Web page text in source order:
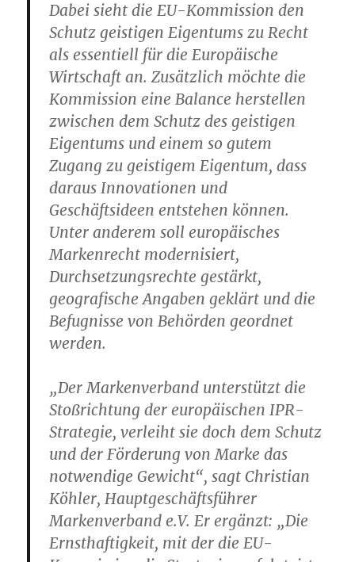
Dabei sieht die EU-Kommission den
Schutz geistigen Eigentums zu Recht
als essentiell für die Europäische
Wirtschaft an. Zusätzlich möchte die
Kommission eine Balance herstellen
zwischen dem Schutz des geistigen
Eigentums und einem so gutem
Zugang zu geistigem Eigentum, dass
daraus Innovationen und
Geschäftsideen entstehen können.
Unter anderem soll europäisches
Markenrecht modernisiert,
Durchsetzungsrechte gestärkt,
geografische Angaben geklärt und die
Befugnisse von Behörden geordnet
werden.
„Der Markenverband unterstützt die
Stoßrichtung der europäischen IPR-
Strategie, verleiht sie doch dem Schutz
und der Förderung von Marke das
notwendige Gewicht“, sagt Christian
Köhler, Hauptgeschäftsführer
Markenverband e.V. Er ergänzt: „Die
Ernsthaftigkeit, mit der die EU-